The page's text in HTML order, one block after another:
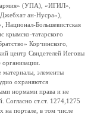
армия» (УПА), «ИГИЛ»,
ан-Нусра»),
Национал-Большевистская
татарского
Корчинского,
центр Свидетелей Иеговы
материалы, элементы
охраняются
нормами права и не
Согласно ст.ст. 1274,1275
на портале, в том числе